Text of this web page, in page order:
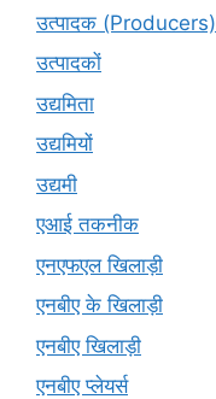
उत्पादक (Producers)
उत्पादकों
उद्यमिता
उद्यमियों
उद्यमी
एआई तकनीक
एनएफएल खिलाड़ी
एनबीए के खिलाड़ी
एनबीए खिलाड़ी
एनबीए प्लेयर्स